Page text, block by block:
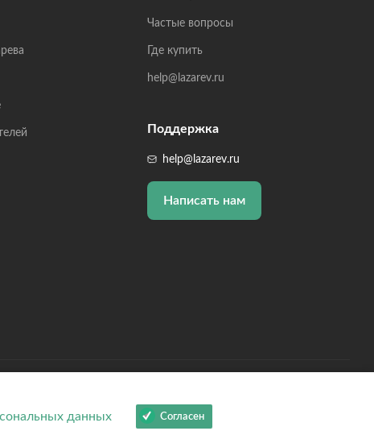
Частые вопросы
Где купить
help@lazarev.ru
Поддержка
help@lazarev.ru
Написать нам
данных Согласен